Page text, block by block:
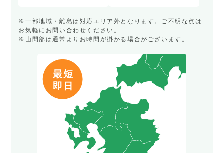
※一部地域・離島は対応エリア外となります。ご不明な点は
お気軽にお問い合わせください。
※山間部は通常よりお時間が掛かる場合がございます。